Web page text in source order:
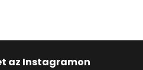
az Instagramon